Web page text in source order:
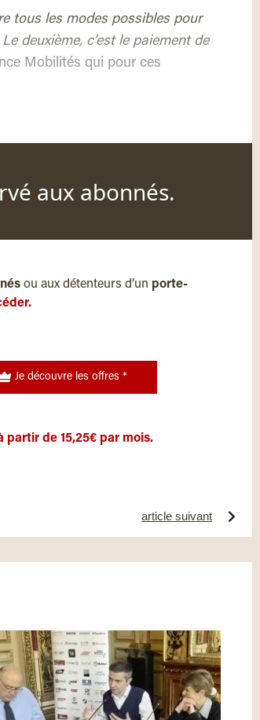
tous les modes possibles pour
deuxième, c’est le paiement de
Mobilités qui pour ces
aux abonnés.
ou aux détenteurs d’un porte-
Je découvre les offres *
partir de 15,25€ par mois.
article suivant